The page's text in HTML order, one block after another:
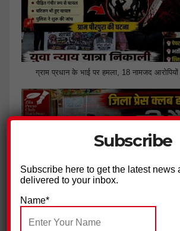
ग्राम प्रधान के भाई पर हमला, 18 नामजद
जिला प्रेस क्लब हरिद्वार ने की पत्रकार सुरक्षा आयोग
Subscribe
Subscribe here to get the latest news
delivered to your inbox.
Name*